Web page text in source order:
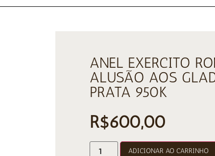
ANEL EXERCITO
ALUSÃO AOS
PRATA 950K
R$600,00
ADICIONAR AO CARRINHO